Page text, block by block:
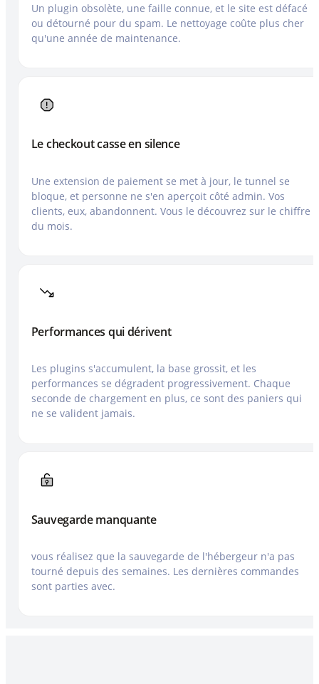
Un plugin obsolète, une faille connue, et le site est défacé
ou détourné pour du spam. Le nettoyage coûte plus cher
qu'une année de maintenance.
Le checkout casse en silence
Une extension de paiement se met à jour, le tunnel se
bloque, et personne ne s'en aperçoit côté admin. Vos
clients, eux, abandonnent. Vous le découvrez sur le chiffre
du mois.
Performances qui dérivent
Les plugins s'accumulent, la base grossit, et les
performances se dégradent progressivement. Chaque
seconde de chargement en plus, ce sont des paniers qui
ne se valident jamais.
Sauvegarde manquante
vous réalisez que la sauvegarde de l'hébergeur n'a pas
tourné depuis des semaines. Les dernières commandes
sont parties avec.